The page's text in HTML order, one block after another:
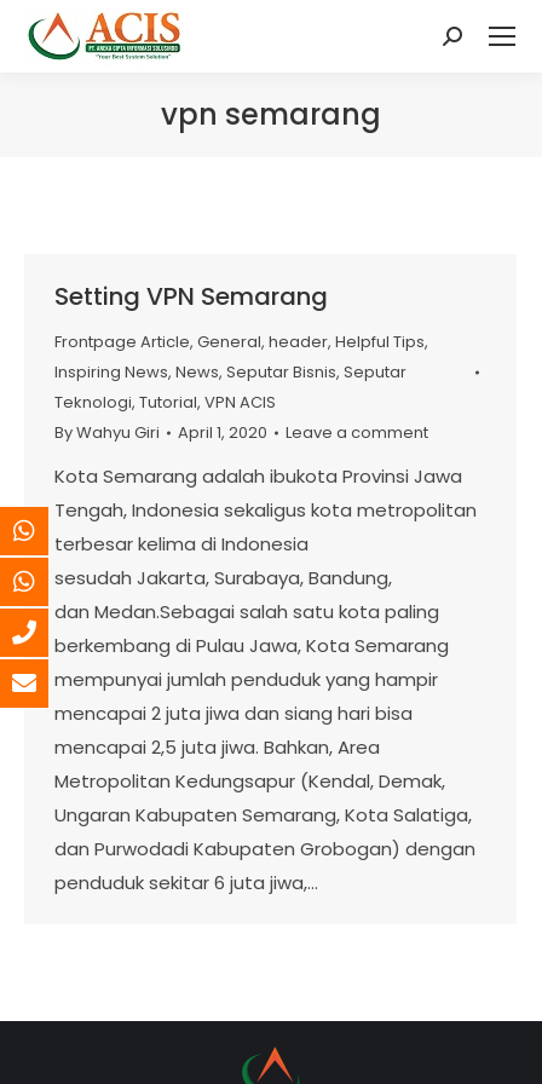
Search:
vpn semarang
Setting VPN Semarang
Frontpage Article, General, header, Helpful Tips,
Inspiring News, News, Seputar Bisnis, Seputar
Teknologi, Tutorial, VPN ACIS
ByWahyu Giri April 1, 2020 Leave a comment
Kota Semarang adalah ibukota Provinsi Jawa
Tengah, Indonesia sekaligus kota metropolitan
terbesar kelima di Indonesia
sesudah Jakarta, Surabaya, Bandung,
dan Medan.Sebagai salah satu kota paling
berkembang di Pulau Jawa, Kota Semarang
mempunyai jumlah penduduk yang hampir
mencapai 2 juta jiwa dan siang hari bisa
mencapai 2,5 juta jiwa. Bahkan, Area
Metropolitan Kedungsapur (Kendal, Demak,
Ungaran Kabupaten Semarang, Kota Salatiga,
dan Purwodadi Kabupaten Grobogan) dengan
penduduk sekitar 6 juta jiwa,…